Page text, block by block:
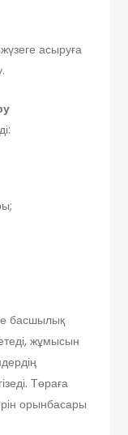
асыруға
басшылық
жұмысын
Төраға
орынбасары